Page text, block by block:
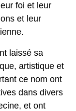
foi et leur
et leur
laissé sa
artistique et
ce nom ont
dans divers
et ont